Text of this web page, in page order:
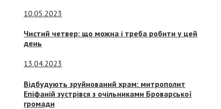
10.05.2023
Чистий четвер: що можна і треба робити у цей
день
13.04.2023
Відбудують зруйнований храм: митрополит
Епіфаній зустрівся з очільниками Броварської
громади